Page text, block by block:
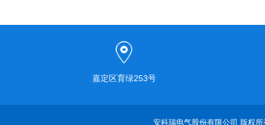
嘉定区育绿253号
安科瑞电气股份有限公司 版权